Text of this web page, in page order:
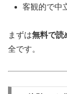
客観的で中
まずは無料で読
全です。